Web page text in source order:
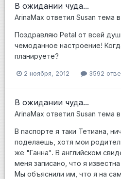
В ожидании чуда...
ArinaMax ответил Susan тема в
Поздравляю Petal от всей
чемоданное настроение!
планируете?
2 ноября, 2012 3592
В ожидании чуда...
ArinaMax ответил Susan тема в
В паспорте я таки Тетиана,
поделаешь, хотя мои
же "Ганна". В английском
меня записано, что я
Мы объяснили им, что я на